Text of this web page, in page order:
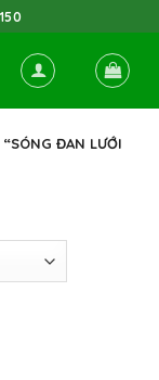
ĐAN LƯỚI